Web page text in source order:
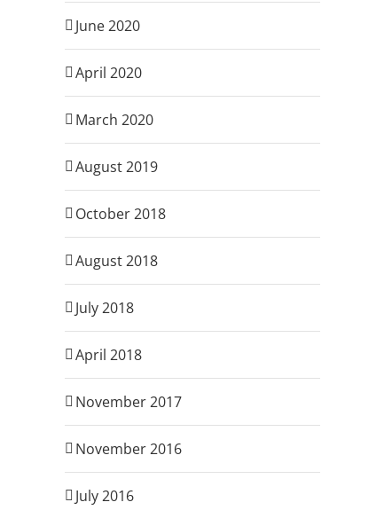
June 2020
April 2020
March 2020
August 2019
October 2018
August 2018
July 2018
April 2018
November 2017
November 2016
July 2016